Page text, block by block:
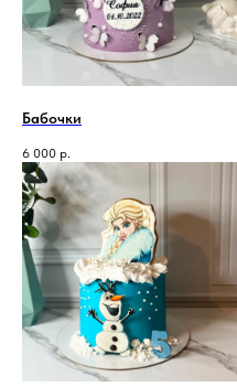
Бабочки
6 000 р.